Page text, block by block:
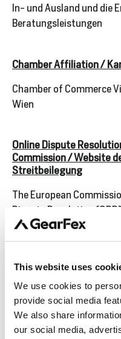
This website uses
We use cookies to
provide social media
We also share
our social media,
In- und Ausland und die
Beratungsleistungen
Chamber Affiliation /
Chamber of Commerce
Wien
Online Dispute
Commission / Website
Streitbeilegung
The European
Dispute Resolution
https://ec.europa.eu/odr
to participate in a
Die Europäische
Online-Streitbeilegung
unterhttps://
einem